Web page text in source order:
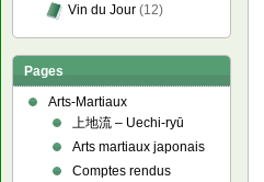
Vin du Jour (12)
Pages
Arts-Martiaux
上地流 – Uechi-ryū
Arts martiaux japonais
Comptes rendus